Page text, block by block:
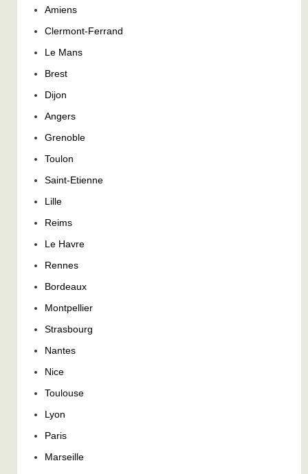
Amiens
Clermont-Ferrand
Le Mans
Brest
Dijon
Angers
Grenoble
Toulon
Saint-Etienne
Lille
Reims
Le Havre
Rennes
Bordeaux
Montpellier
Strasbourg
Nantes
Nice
Toulouse
Lyon
Paris
Marseille